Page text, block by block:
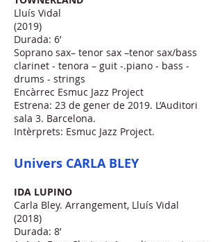
Lluís Vidal
(2019)
Durada: 6’
Soprano sax– tenor sax –tenor sax/bass
clarinet - tenora – guit -.piano - bass -
drums - strings
Encàrrec Esmuc Jazz Project
Estrena: 23 de gener de 2019. L’Auditori
sala 3. Barcelona.
Intèrprets: Esmuc Jazz Project.
Univers CARLA BLEY
IDA LUPINO
Carla Bley. Arrangement, Lluís Vidal
(2018)
Durada: 8’